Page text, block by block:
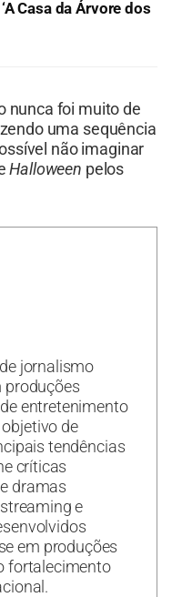
Casa da Árvore dos
nunca foi muito de
uma sequência
não imaginar
Halloween pelos
jornalismo
produções
entretenimento
de
tendências
críticas
dramas
e
em produções
fortalecimento